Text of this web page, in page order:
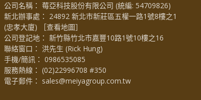
公司名稱： 莓亞科技股份有限公司 (統編: 54709826)
新北辦事處： 24892 新北市新莊區五權一路1號8樓之1
(忠孝大廈) ［查看地圖］
公司登記地： 新竹縣竹北市嘉豐10路1號10樓之16
聯絡窗口： 洪先生 (Rick Hung)
手機/簡訊： 0986535085
服務熱線： (02)22996708 #350
電子郵件： sales@meiyagroup.com.tw